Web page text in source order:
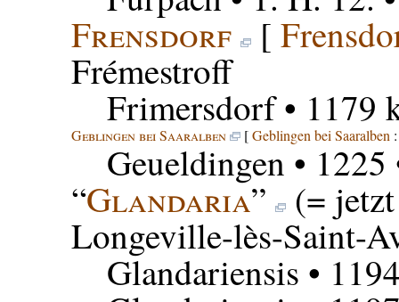
Frensdorf [
Frémestroff
Frimersdorf• 1179
Geblingen bei Saaralben [Geblingen bei Saaralben
Geueldingen •
“Glandaria” (=
Longeville-lès-Saint-
Glandariensis •